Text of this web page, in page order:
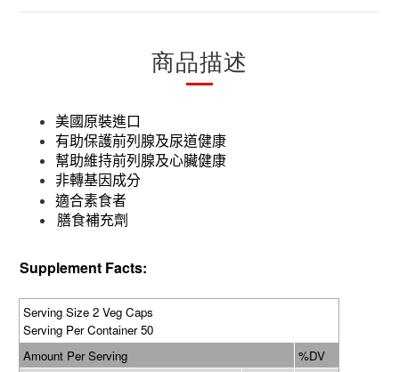
商品描述
美國原裝進口
有助保護前列腺及尿道健康
幫助維持前列腺及心臟健康
非轉基因成分
適合素食者
膳食補充劑
Supplement Facts:
Serving Size 2 Veg Caps
Serving Per Container 50
Amount Per Serving
%DV